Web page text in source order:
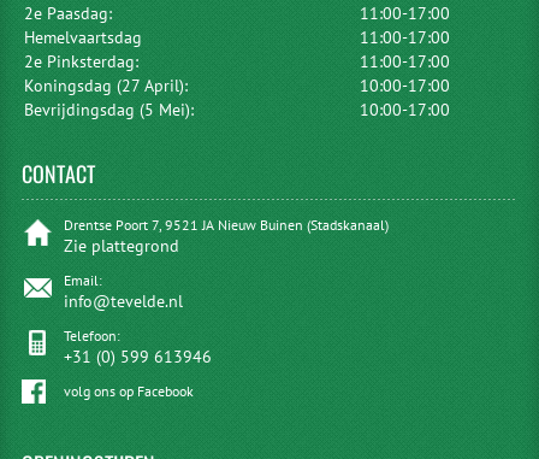
2e Paasdag:
11:00-17:00
Hemelvaartsdag
11:00-17:00
2e Pinksterdag:
11:00-17:00
Koningsdag (27 April):
10:00-17:00
Bevrijdingsdag (5 Mei):
10:00-17:00
CONTACT
Drentse Poort 7, 9521 JA Nieuw Buinen (Stadskanaal)
Zie plattegrond
Email:
info@tevelde.nl
Telefoon:
+31 (0) 599 613946
volg ons op Facebook